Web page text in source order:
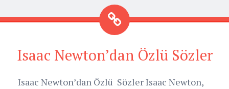
Isaac Newton’dan Özlü Sözler
Isaac Newton’dan Özlü Sözler Isaac Newton,